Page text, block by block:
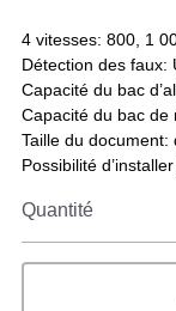
4 vitesses: 800, 1
Détection des faux:
Capacité du bac
Capacité du bac de
Taille du document:
Possibilité
Quantité